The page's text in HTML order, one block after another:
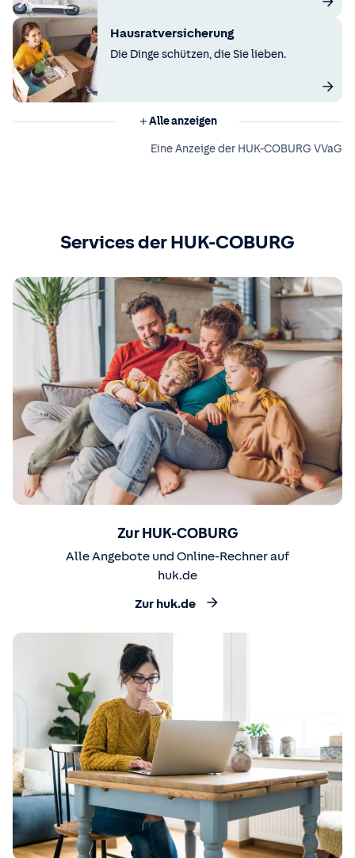
Hausratversicherung
Die Dinge schützen, die Sie lieben.
Alle anzeigen
Eine Anzeige der HUK-COBURG VVaG
Services der HUK-COBURG
Zur HUK-COBURG
Alle Angebote und Online-Rechner auf
huk.de
Zur huk.de